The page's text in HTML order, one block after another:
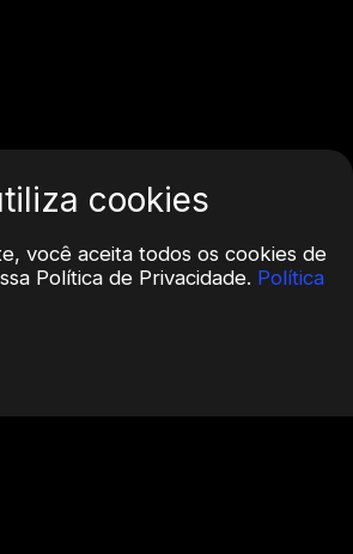
cookies
você aceita todos os cookies de
Política de Privacidade. Política